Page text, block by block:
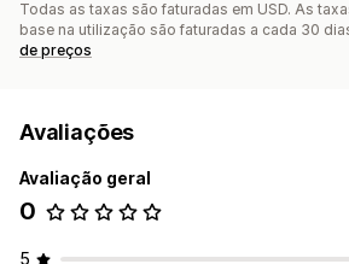
Todas as taxas são faturadas em USD. As
base na utilização são faturadas a cada 30
de preços
Avaliações
Avaliação geral
0
5